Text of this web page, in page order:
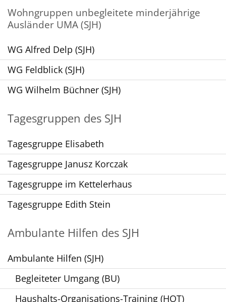
Wohngruppen unbegleitete minderjährige
Ausländer UMA (SJH)
WG Alfred Delp (SJH)
WG Feldblick (SJH)
WG Wilhelm Büchner (SJH)
Tagesgruppen des SJH
Tagesgruppe Elisabeth
Tagesgruppe Janusz Korczak
Tagesgruppe im Kettelerhaus
Tagesgruppe Edith Stein
Ambulante Hilfen des SJH
Ambulante Hilfen (SJH)
Begleiteter Umgang (BU)
Haushalts-Organisations-Training (HOT)